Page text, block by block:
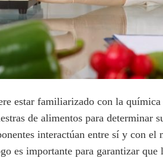
estar familiarizado con la
de alimentos para determinar
interactúan entre sí y con el
es importante para garantizar que